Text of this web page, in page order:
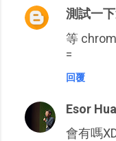
留
測試一
等
=
回覆
Esor
會有嗎